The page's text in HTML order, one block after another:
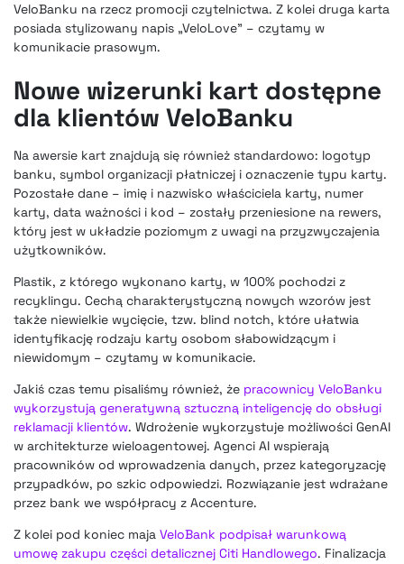
VeloBanku na rzecz promocji czytelnictwa. Z kolei druga karta
posiada stylizowany napis „VeloLove” – czytamy w
komunikacie prasowym.
Nowe wizerunki kart dostępne
dla klientów VeloBanku
Na awersie kart znajdują się również standardowo: logotyp
banku, symbol organizacji płatniczej i oznaczenie typu karty.
Pozostałe dane – imię i nazwisko właściciela karty, numer
karty, data ważności i kod – zostały przeniesione na rewers,
który jest w układzie poziomym z uwagi na przyzwyczajenia
użytkowników.
Plastik, z którego wykonano karty, w 100% pochodzi z
recyklingu. Cechą charakterystyczną nowych wzorów jest
także niewielkie wycięcie, tzw. blind notch, które ułatwia
identyfikację rodzaju karty osobom słabowidzącym i
niewidomym – czytamy w komunikacie.
Jakiś czas temu pisaliśmy również, że pracownicy VeloBanku
wykorzystują generatywną sztuczną inteligencję do obsługi
reklamacji klientów. Wdrożenie wykorzystuje możliwości GenAI
w architekturze wieloagentowej. Agenci AI wspierają
pracowników od wprowadzenia danych, przez kategoryzację
przypadków, po szkic odpowiedzi. Rozwiązanie jest wdrażane
przez bank we współpracy z Accenture.
Z kolei pod koniec maja VeloBank podpisał warunkową
umowę zakupu części detalicznej Citi Handlowego. Finalizacja